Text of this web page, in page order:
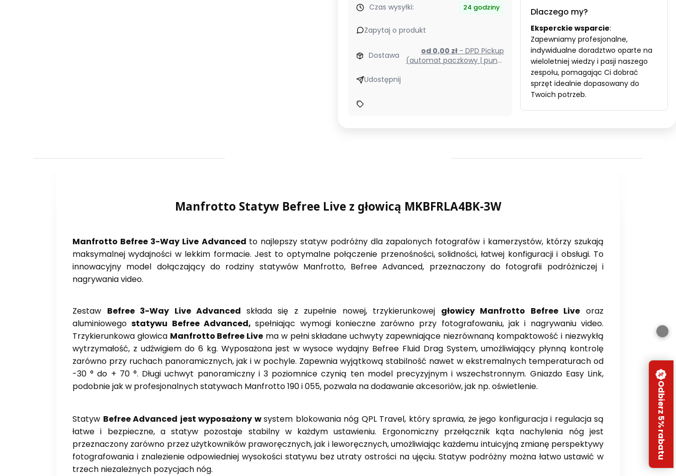
Czas wysyłki: 24 godziny
Zapytaj o produkt
Dostawa od 0,00 zł - DPD Pickup
(automat paczkowy | punkt
Udostępnij
Dlaczego my?
Eksperckie wsparcie:
Zapewniamy profesjonalne,
indywidualne doradztwo oparte na
wieloletniej wiedzy i pasji naszego
zespołu, pomagając Ci dobrać
sprzęt idealnie dopasowany do
Twoich potrzeb.
Manfrotto Statyw Befree Live z głowicą MKBFRLA4BK-3W
Manfrotto Befree 3-Way Live Advanced to najlepszy statyw podróżny dla zapalonych fotografów i kamerzystów, którzy szukają
maksymalnej wydajności w lekkim formacie. Jest to optymalne połączenie przenośności, solidności, łatwej konfiguracji i obsługi. To
innowacyjny model dołączający do rodziny statywów Manfrotto, Befree Advanced, przeznaczony do fotografii podróżniczej i
nagrywania video.
Zestaw Befree 3-Way Live Advanced składa się z zupełnie nowej, trzykierunkowej głowicy Manfrotto Befree Live oraz
aluminiowegostatywu Befree Advanced,spełniając wymogi konieczne zarówno przy fotografowaniu, jak i nagrywaniu video.
Trzykierunkowa głowica Manfrotto Befree Live ma w pełni składane uchwyty zapewniające niezrównaną kompaktowość i niezwykłą
wytrzymałość, z udźwigiem do 6 kg. Wyposażona jest w wysoce wydajny Befree Fluid Drag System, umożliwiający płynną kontrolę
zarówno przy ruchach panoramicznych, jak i w pochyle. Zapewnia wyjątkową stabilność nawet w ekstremalnych temperaturach od
-30 ° do + 70 °. Długi uchwyt panoramiczny i 3 poziomnice czynią ten model precyzyjnym i wszechstronnym. Gniazdo Easy Link,
podobnie jak w profesjonalnych statywach Manfrotto 190 i 055, pozwala na dodawanie akcesoriów, jak np. oświetlenie.
Statyw Befree Advanced jest wyposażony wsystem blokowania nóg QPL Travel, który sprawia, że jego konfiguracja i regulacja są
łatwe i bezpieczne, a statyw pozostaje stabilny w każdym ustawieniu. Ergonomiczny przełącznik kąta nachylenia nóg jest
przeznaczony zarówno przez użytkowników praworęcznych, jak i leworęcznych, umożliwiając każdemu intuicyjną zmianę perspektywy
fotografowania i znalezienie odpowiedniej wysokości statywu bez utraty ostrości na ujęciu. Statyw podróżny można łatwo ustawić w
trzech niezależnych pozycjach nóg.
Odbierz 5% rabatu